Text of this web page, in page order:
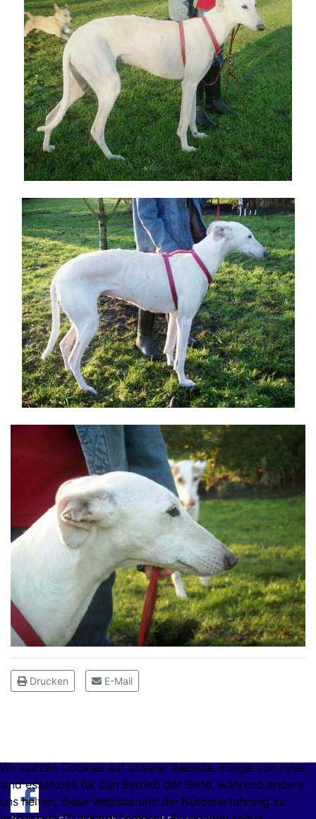
Drucken E-Mail
Wir nutzen Cookies auf unserer Website. Einige von ihnen
sind essenziell für den Betrieb der Seite, während andere
uns helfen, diese Website und die Nutzererfahrung zu